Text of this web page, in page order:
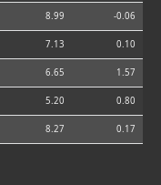
8.99 -0.06
7.13 0.10
6.65 1.57
5.20 0.80
8.27 0.17